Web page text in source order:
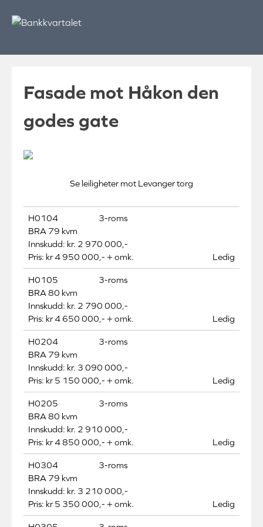
Fasade mot Håkon den
godes gate
Se leiligheter mot Levanger torg
H0104
3-roms
BRA 79 kvm
Innskudd: kr. 2 970 000,-
Pris: kr 4 950 000,- + omk.
Ledig
H0105
3-roms
BRA 80 kvm
Innskudd: kr. 2 790 000,-
Pris: kr 4 650 000,- + omk.
Ledig
H0204
3-roms
BRA 79 kvm
Innskudd: kr. 3 090 000,-
Pris: kr 5 150 000,- + omk.
Ledig
H0205
3-roms
BRA 80 kvm
Innskudd: kr. 2 910 000,-
Pris: kr 4 850 000,- + omk.
Ledig
H0304
3-roms
BRA 79 kvm
Innskudd: kr. 3 210 000,-
Pris: kr 5 350 000,- + omk.
Ledig